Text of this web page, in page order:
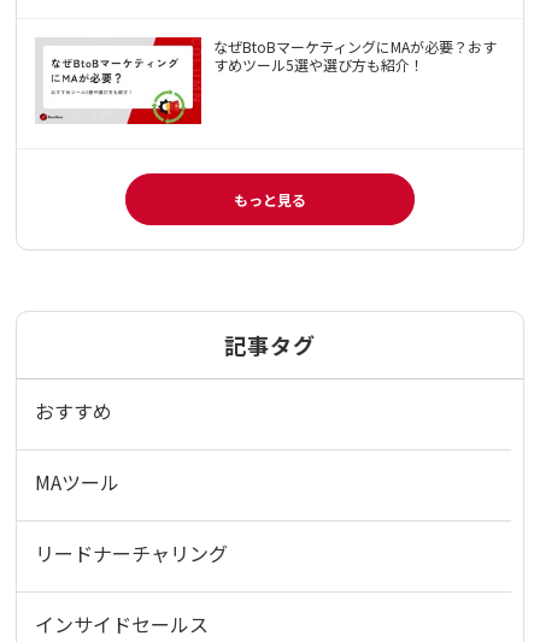
なぜBtoBマーケティングにMAが必要？おす
すめツール5選や選び方も紹介！
もっと見る
記事タグ
おすすめ
MAツール
リードナーチャリング
インサイドセールス